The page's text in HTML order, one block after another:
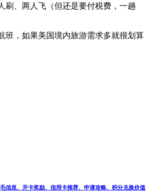
刷、两人飞（但还是要付税费，一趟
班，如果美国境内旅游需求多就很划算
信息、开卡奖励、信用卡推荐、申请攻略、积分兑换价值